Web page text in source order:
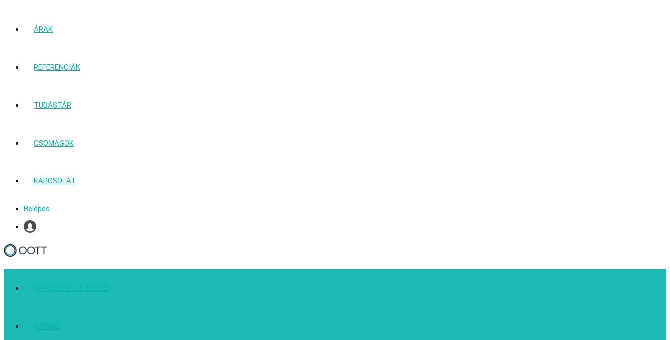
ÁRAK
REFERENCIÁK
TUDÁSTÁR
CSOMAGOK
KAPCSOLAT
Belépés
Profil
INGATLANFEJLESZTŐ
AIRBNB